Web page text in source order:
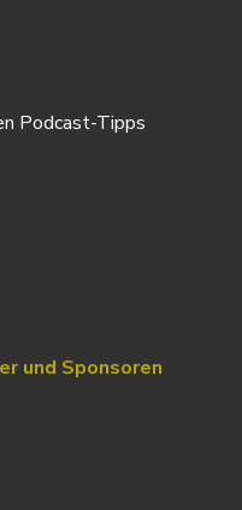
Podcast-Tipps
und Sponsoren